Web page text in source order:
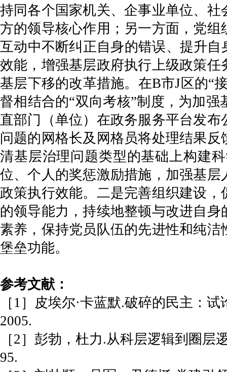
持同各个国家机关、企事业单位、
方的领导核心作用；另一方面，党
互动中不断纠正自身的错误、提升
效能，增强基层政府执行上级政策
基层下移的改革措施。在B市J区的“
督相结合的“双向考核”制度，为加
直部门（单位）在政务服务平台发
问题的网格长及网格员将处理结果
清基层治理问题类型的基础上构建
位、个人的奖惩激励措施，加强基
政策执行效能。二是完善组织建设
的领导能力，持续地整顿与改进自
素养，保持党员队伍的先进性和纯
堡垒功能。
参考文献：
［1］皮埃尔·卡蓝默.破碎的民主：
2005.
［2］彭勃，杜力.从科层逻辑到圈
95.